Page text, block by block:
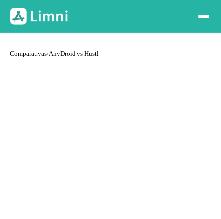
Comparativas›AnyDroid vs Hustl